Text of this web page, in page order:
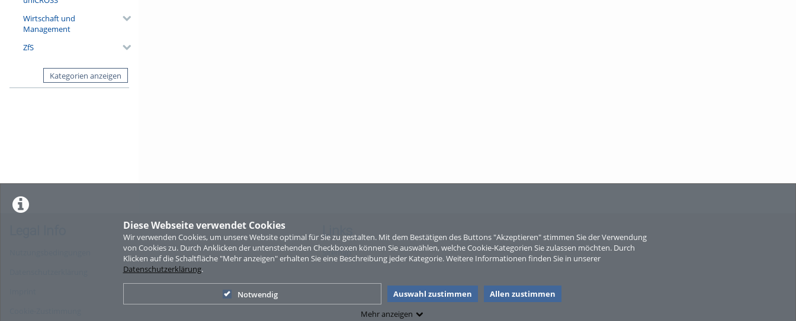
Diese Webseite verwendet Cookies
Wir verwenden Cookies, um unsere Website optimal für Sie zu gestalten. Mit dem Bestätigen des Buttons "Akzeptieren" stimmen Sie der Verwendung
von Cookies zu. Durch Anklicken der untenstehenden Checkboxen können Sie auswählen, welche Cookie-Kategorien Sie zulassen möchten. Durch
Klicken auf die Schaltfläche "Mehr anzeigen" erhalten Sie eine Beschreibung jeder Kategorie. Weitere Informationen finden Sie in unserer
Datenschutzerklärung.
Notwendig Auswahl zustimmen
Allen zustimmen
Mehr anzeigen
Wirtschaft und
Management
ZfS
Kategorien anzeigen
Sperber
Links
Sitemap